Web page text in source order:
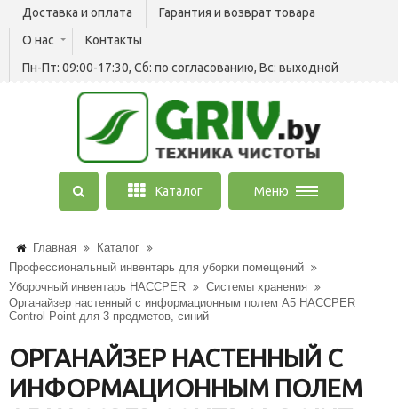
Доставка и оплата
Гарантия и возврат товара
О нас
Контакты
Пн-Пт: 09:00-17:30, Сб: по согласованию, Вс: выходной
Каталог Меню
Главная
Каталог
Профессиональный инвентарь для уборки помещений
Уборочный инвентарь HACCPER
Системы хранения
Органайзер настенный c информационным полем А5 HACCPER
Control Point для 3 предметов, синий
ОРГАНАЙЗЕР НАСТЕННЫЙ C
ИНФОРМАЦИОННЫМ ПОЛЕМ